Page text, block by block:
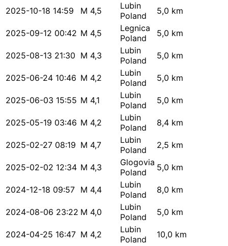
2025-10-18 14:59 M 4,5
Lubin
Poland
5,0 km
2025-09-12 00:42 M 4,5
Legnica
Poland
5,0 km
2025-08-13 21:30 M 4,3
Lubin
Poland
5,0 km
2025-06-24 10:46 M 4,2
Lubin
Poland
5,0 km
2025-06-03 15:55 M 4,1
Lubin
Poland
5,0 km
2025-05-19 03:46 M 4,2
Lubin
Poland
8,4 km
2025-02-27 08:19 M 4,7
Lubin
Poland
2,5 km
2025-02-02 12:34 M 4,3
Glogovia
Poland
5,0 km
2024-12-18 09:57 M 4,4
Lubin
Poland
8,0 km
2024-08-06 23:22 M 4,0
Lubin
Poland
5,0 km
2024-04-25 16:47 M 4,2
Lubin
Poland
10,0 km